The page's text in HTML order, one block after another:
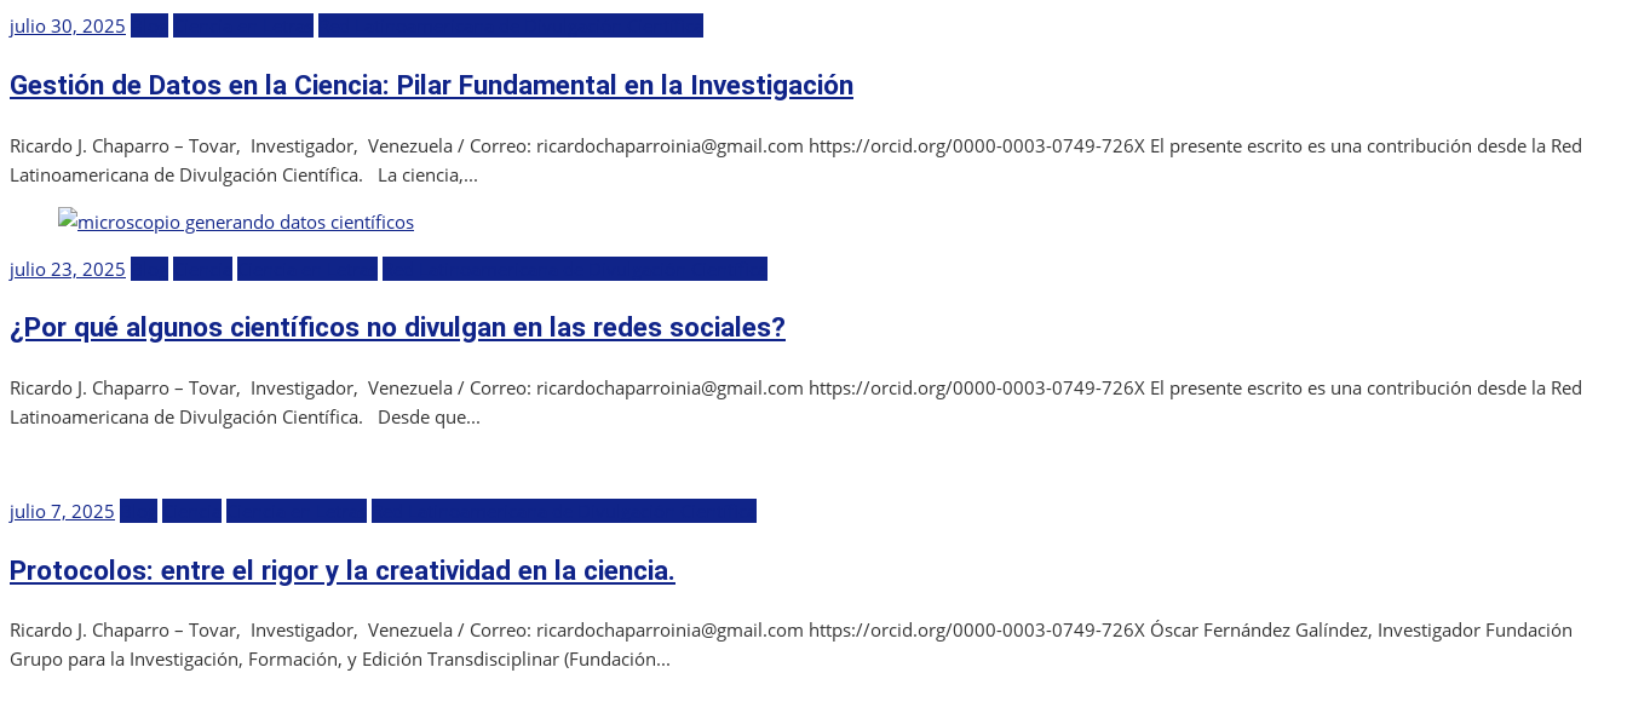
Publicada
julio 30, 2025
Gestión de Datos en la Ciencia: Pilar Fundamental en la Investigación
Ricardo J. Chaparro – Tovar, Investigador, Venezuela / Correo: ricardochaparroinia@gmail.com https://orcid.org/0000-0003-0749-726X El presente escrito es una contribución desde la Red
Latinoamericana de Divulgación Científica. La ciencia,...
Publicada
julio 23, 2025
¿Por qué algunos científicos no divulgan en las redes sociales?
Ricardo J. Chaparro – Tovar, Investigador, Venezuela / Correo: ricardochaparroinia@gmail.com https://orcid.org/0000-0003-0749-726X El presente escrito es una contribución desde la Red
Latinoamericana de Divulgación Científica. Desde que...
Publicada
julio 7, 2025
Protocolos: entre el rigor y la creatividad en la ciencia.
Ricardo J. Chaparro – Tovar, Investigador, Venezuela / Correo: ricardochaparroinia@gmail.com https://orcid.org/0000-0003-0749-726X Óscar Fernández Galíndez, Investigador Fundación
Grupo para la Investigación, Formación, y Edición Transdisciplinar (Fundación...